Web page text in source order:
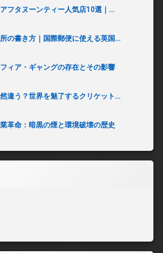
フタヌーンティー人気店10選｜...
の書き方｜国際郵便に使える英国...
ィア・ギャングの存在とその影響
違う？世界を魅了するクリケット...
革命：暗黒の煙と環境破壊の歴史